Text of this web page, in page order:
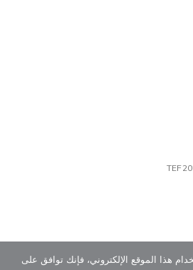
هذا الموقع الإلكتروني، فإنك توافق على